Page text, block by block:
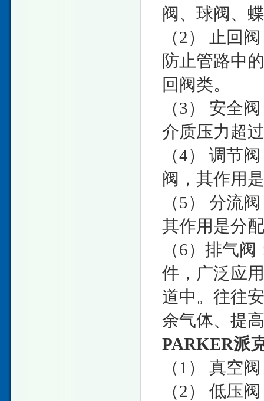
阀、球阀、
（2） 止回
防止管路中
回阀类。
（3） 安全
介质压力超
（4） 调节
阀，其作用
（5） 分流
其作用是分
（6）排气
件，广泛应
道中。往往
余气体、提
PARKER派
（1） 真空
（2） 低压